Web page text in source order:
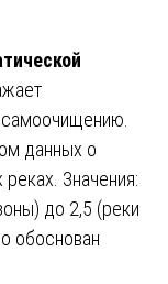
данных о
Значения:
до 2,5 (реки
обоснован